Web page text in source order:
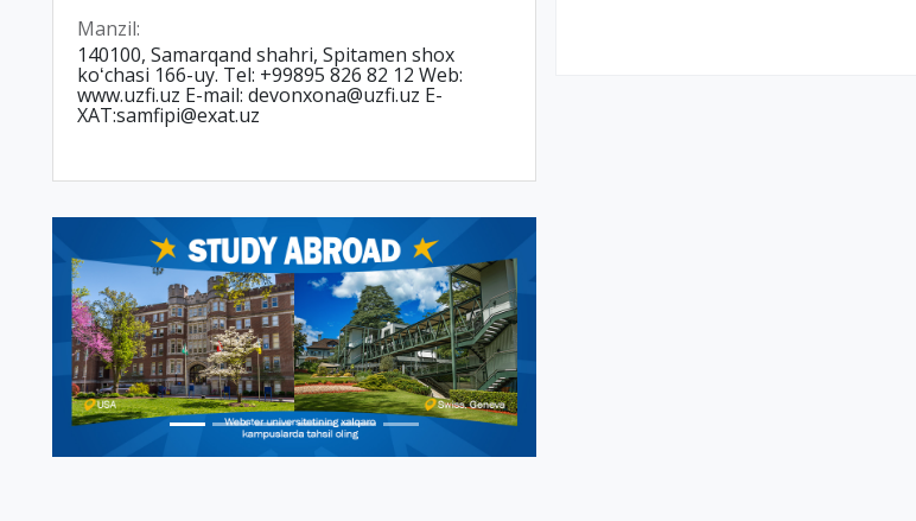
Manzil:
140100, Samarqand shahri, Spitamen shox
koʻchasi 166-uy. Tel: +99895 826 82 12 Web:
www.uzfi.uz E-mail: devonxona@uzfi.uz E-
XAT:samfipi@exat.uz